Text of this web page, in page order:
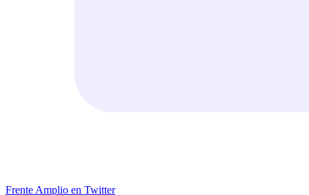
Frente Amplio en Twitter